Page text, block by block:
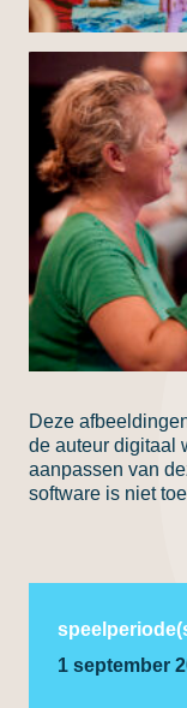
Deze
de auteur digitaal
aanpassen van
software is niet
1 september